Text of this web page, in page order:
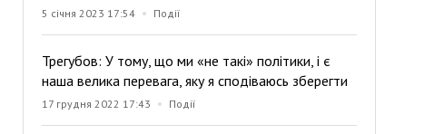
5 січня 2023 17:54 Події
Трегубов: У тому, що ми «не такі» політики, і є
наша велика перевага, яку я сподіваюсь зберегти
17 грудня 2022 17:43 Події